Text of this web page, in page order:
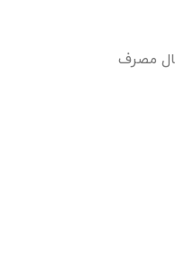
مصرف